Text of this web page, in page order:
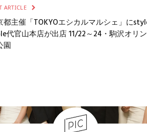
ARTICLE
都主催「TOKYOエシカルマルシェ」に
代官山本店が出店 11/22～24・駒沢オリ
園